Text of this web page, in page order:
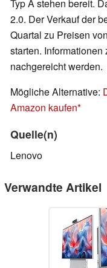
Typ A stehen bereit.
2.0. Der Verkauf der
Quartal zu Preisen
starten.
nachgereicht werden.
Mögliche Alternative:
Amazon kaufen
Quelle(n)
Lenovo
Verwandte Artikel